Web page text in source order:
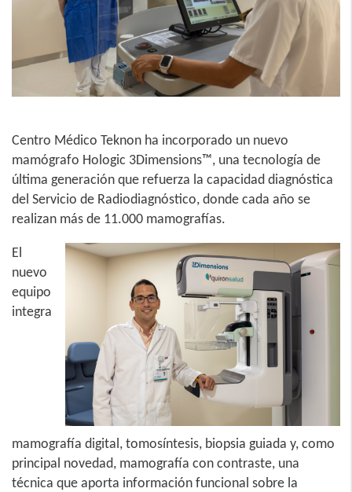
Centro Médico Teknon ha incorporado un nuevo
mamógrafo Hologic 3Dimensions™, una tecnología de
última generación que refuerza la capacidad diagnóstica
del Servicio de Radiodiagnóstico, donde cada año se
realizan más de 11.000 mamografías.
El
nuevo
equipo
integra
mamografía digital, tomosíntesis, biopsia guiada y, como
principal novedad, mamografía con contraste, una
técnica que aporta información funcional sobre la